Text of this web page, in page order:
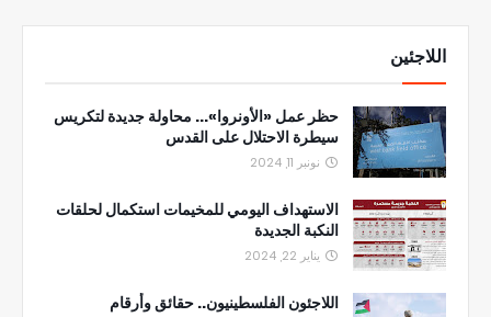
اللاجئين
حظر عمل «الأونروا»... محاولة جديدة لتكريس
سيطرة الاحتلال على القدس
نونبر 11, 2024
الاستهداف اليومي للمخيمات استكمال لحلقات
النكبة الجديدة
يناير 22, 2024
اللاجئون الفلسطينيون.. حقائق وأرقام